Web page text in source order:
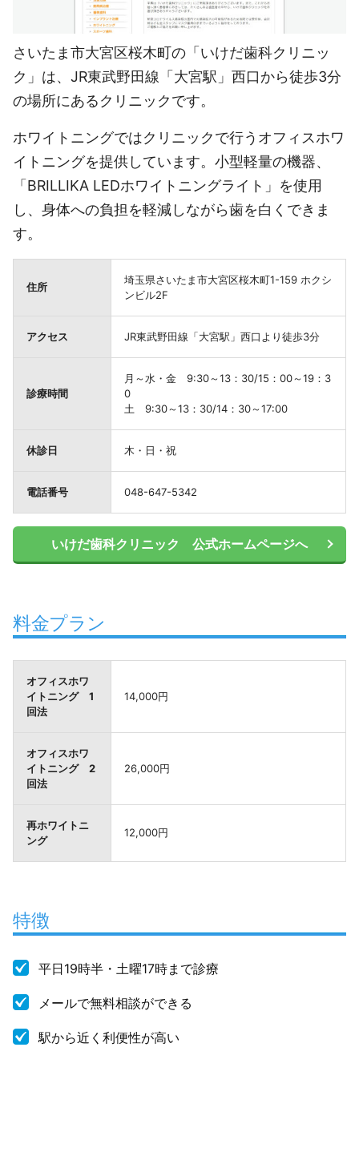
さいたま市大宮区桜木町の「いけだ歯科クリニッ
ク」は、JR東武野田線「大宮駅」西口から徒歩3分
の場所にあるクリニックです。
ホワイトニングではクリニックで行うオフィスホワ
イトニングを提供しています。小型軽量の機器、
「BRILLIKA LEDホワイトニングライト」を使用
し、身体への負担を軽減しながら歯を白くできま
す。
住所
埼玉県さいたま市大宮区桜木町1-159 ホクシ
ンビル2F
アクセス JR東武野田線「大宮駅」西口より徒歩3分
診療時間
月～水・金 9:30～13：30/15：00～19：3
0
土 9:30～13：30/14：30～17:00
休診日 木・日・祝
電話番号 048-647-5342
いけだ歯科クリニック 公式ホームページへ
料金プラン
オフィスホワ
イトニング 1
回法
14,000円
オフィスホワ
イトニング 2
回法
26,000円
再ホワイトニ
ング
12,000円
特徴
平日19時半・土曜17時まで診療
メールで無料相談ができる
駅から近く利便性が高い